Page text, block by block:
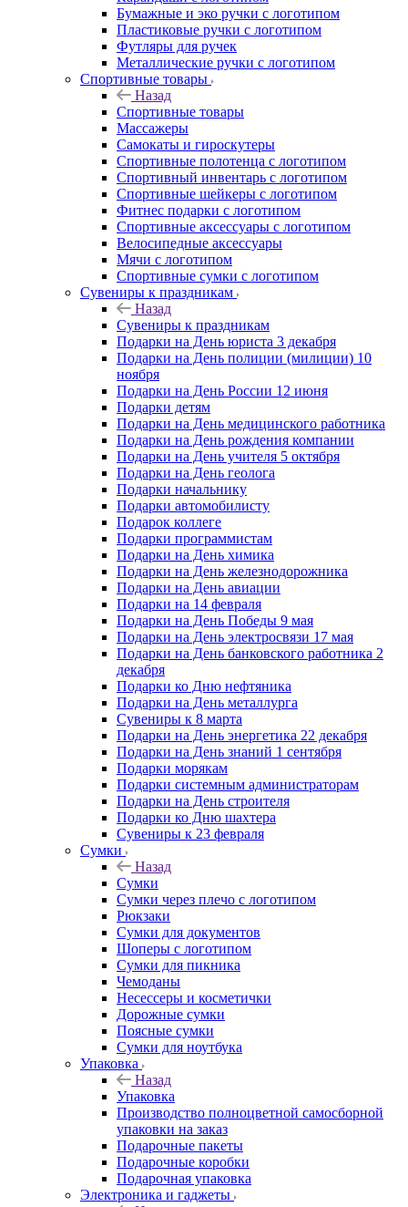
Бумажные и эко ручки с логотипом
Пластиковые ручки с логотипом
Футляры для ручек
Металлические ручки с логотипом
Спортивные товары
Назад
Спортивные товары
Массажеры
Самокаты и гироскутеры
Спортивные полотенца с логотипом
Спортивный инвентарь с логотипом
Спортивные шейкеры с логотипом
Фитнес подарки с логотипом
Спортивные аксессуары с логотипом
Велосипедные аксессуары
Мячи с логотипом
Спортивные сумки с логотипом
Сувениры к праздникам
Назад
Сувениры к праздникам
Подарки на День юриста 3 декабря
Подарки на День полиции (милиции) 10
ноября
Подарки на День России 12 июня
Подарки детям
Подарки на День медицинского работника
Подарки на День рождения компании
Подарки на День учителя 5 октября
Подарки на День геолога
Подарки начальнику
Подарки автомобилисту
Подарок коллеге
Подарки программистам
Подарки на День химика
Подарки на День железнодорожника
Подарки на День авиации
Подарки на 14 февраля
Подарки на День Победы 9 мая
Подарки на День электросвязи 17 мая
Подарки на День банковского работника 2
декабря
Подарки ко Дню нефтяника
Подарки на День металлурга
Сувениры к 8 марта
Подарки на День энергетика 22 декабря
Подарки на День знаний 1 сентября
Подарки морякам
Подарки системным администраторам
Подарки на День строителя
Подарки ко Дню шахтера
Сувениры к 23 февраля
Сумки
Назад
Сумки
Сумки через плечо с логотипом
Рюкзаки
Сумки для документов
Шоперы с логотипом
Сумки для пикника
Чемоданы
Несессеры и косметички
Дорожные сумки
Поясные сумки
Сумки для ноутбука
Упаковка
Назад
Упаковка
Производство полноцветной самосборной
упаковки на заказ
Подарочные пакеты
Подарочные коробки
Подарочная упаковка
Электроника и гаджеты